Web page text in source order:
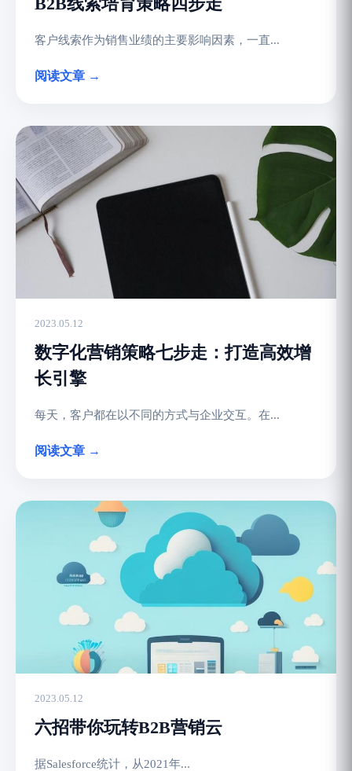
客户线索作为销售业绩的主要影响因素，一直...
阅读文章 →
2023.05.12
数字化营销策略七步走：打造高效增
长引擎
每天，客户都在以不同的方式与企业交互。在...
阅读文章 →
2023.05.12
六招带你玩转B2B营销云
据Salesforce统计，从2021年...